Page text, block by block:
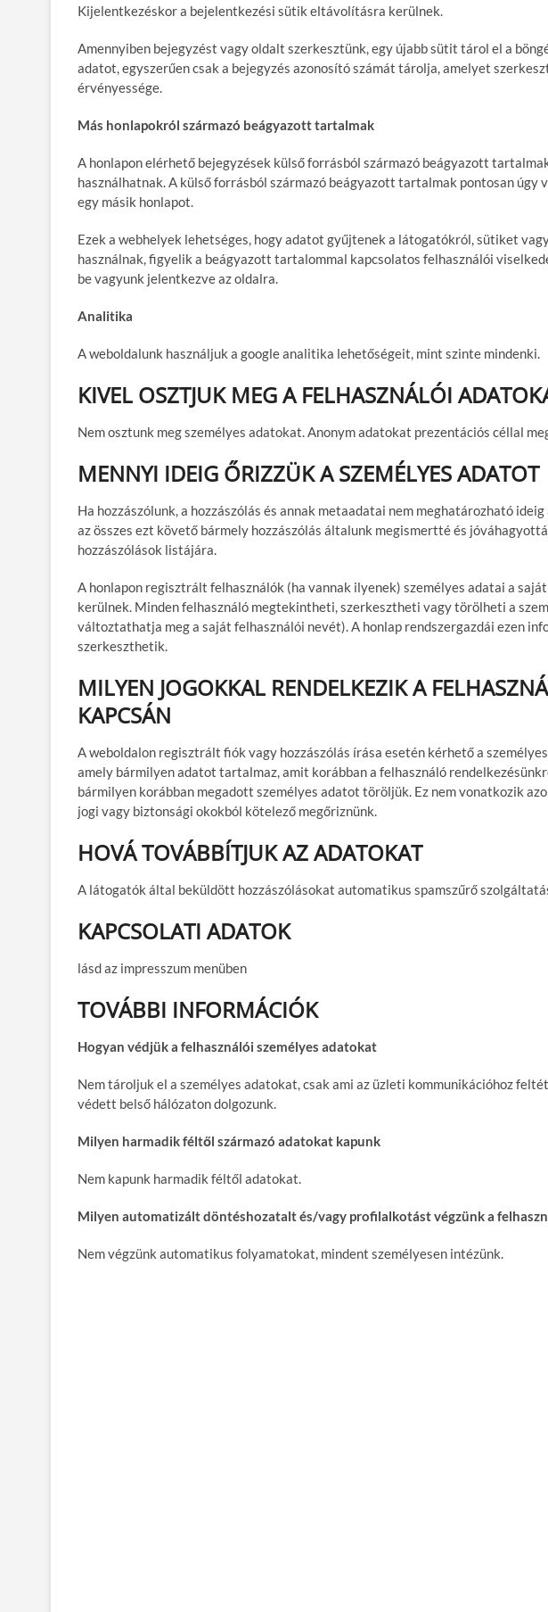
Kijelentkezéskor a bejelentkezési sütik eltávolításra kerülnek.
Amennyiben bejegyzést vagy oldalt szerkesztünk, egy újabb sütit tárol el a
adatot, egyszerűen csak a bejegyzés azonosító számát tárolja, amelyet
érvényessége.
Más honlapokról származó beágyazott tartalmak
A honlapon elérhető bejegyzések külső forrásból származó beágyazott
használhatnak. A külső forrásból származó beágyazott tartalmak pontosan
egy másik honlapot.
Ezek a webhelyek lehetséges, hogy adatot gyűjtenek a látogatókról, sütiket
használnak, figyelik a beágyazott tartalommal kapcsolatos felhasználói
be vagyunk jelentkezve az oldalra.
Analitika
A weboldalunk használjuk a google analitika lehetőségeit, mint szinte mindenki.
KIVEL OSZTJUK MEG A FELHASZNÁLÓI
Nem osztunk meg személyes adatokat. Anonym adatokat prezentációs céllal
MENNYI IDEIG ŐRIZZÜK A SZEMÉLYES ADATOT
Ha hozzászólunk, a hozzászólás és annak metaadatai nem meghatározható
az összes ezt követő bármely hozzászólás általunk megismertté és
hozzászólások listájára.
A honlapon regisztrált felhasználók (ha vannak ilyenek) személyes adatai a
kerülnek. Minden felhasználó megtekintheti, szerkesztheti vagy törölheti a
változtathatja meg a saját felhasználói nevét). A honlap rendszergazdái ezen
szerkeszthetik.
MILYEN JOGOKKAL RENDELKEZIK A
KAPCSÁN
A weboldalon regisztrált fiók vagy hozzászólás írása esetén kérhető a
amely bármilyen adatot tartalmaz, amit korábban a felhasználó
bármilyen korábban megadott személyes adatot töröljük. Ez nem vonatkozik
jogi vagy biztonsági okokból kötelező megőriznünk.
HOVÁ TOVÁBBÍTJUK AZ ADATOKAT
A látogatók által beküldött hozzászólásokat automatikus spamszűrő
KAPCSOLATI ADATOK
lásd az impresszum menüben
TOVÁBBI INFORMÁCIÓK
Hogyan védjük a felhasználói személyes adatokat
Nem tároljuk el a személyes adatokat, csak ami az üzleti kommunikációhoz
védett belső hálózaton dolgozunk.
Milyen harmadik féltől származó adatokat kapunk
Nem kapunk harmadik féltől adatokat.
Milyen automatizált döntéshozatalt és/vagy profilalkotást végzünk a
Nem végzünk automatikus folyamatokat, mindent személyesen intézünk.